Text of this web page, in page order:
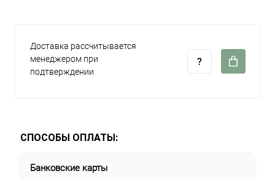
Доставка рассчитывается
менеджером при
подтверждении
СПОСОБЫ ОПЛАТЫ:
Банковские карты